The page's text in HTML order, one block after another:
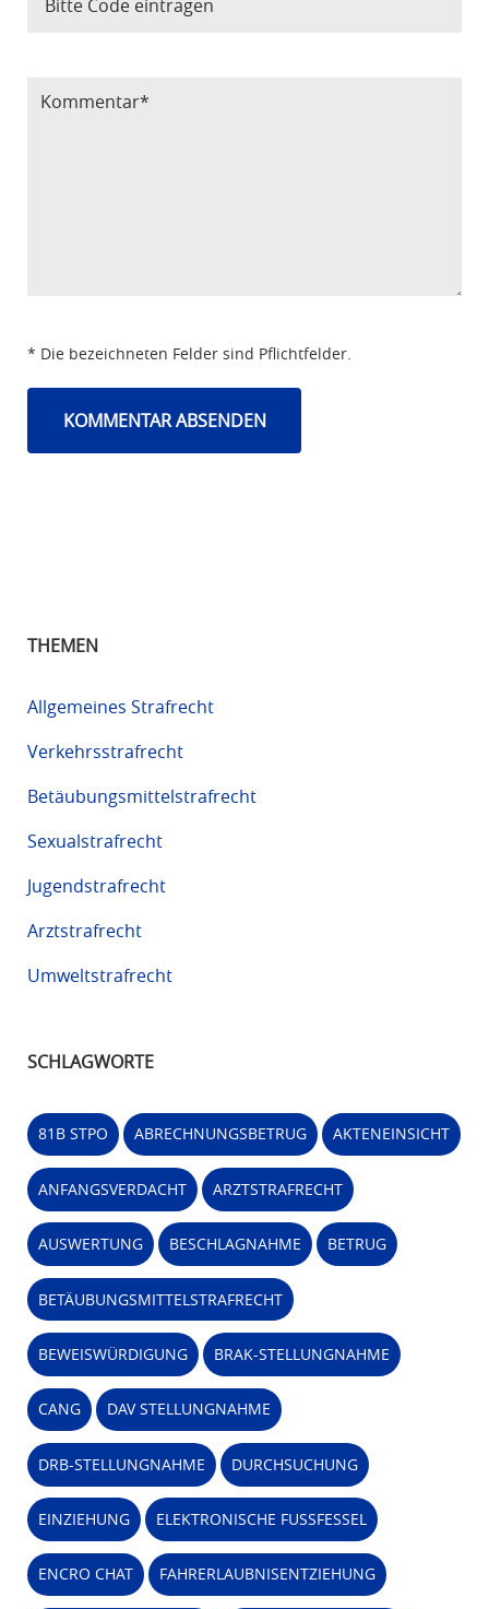
* Die bezeichneten Felder sind Pflichtfelder.
THEMEN
Allgemeines Strafrecht
Verkehrsstrafrecht
Betäubungsmittelstrafrecht
Sexualstrafrecht
Jugendstrafrecht
Arztstrafrecht
Umweltstrafrecht
SCHLAGWORTE
81B STPO ABRECHNUNGSBETRUG AKTENEINSICHT
ANFANGSVERDACHT ARZTSTRAFRECHT
AUSWERTUNG BESCHLAGNAHME BETRUG
BETÄUBUNGSMITTELSTRAFRECHT
BEWEISWÜRDIGUNG BRAK-STELLUNGNAHME
CANG DAV STELLUNGNAHME
DRB-STELLUNGNAHME DURCHSUCHUNG
EINZIEHUNG ELEKTRONISCHE FUSSFESSEL
ENCRO CHAT FAHRERLAUBNISENTZIEHUNG